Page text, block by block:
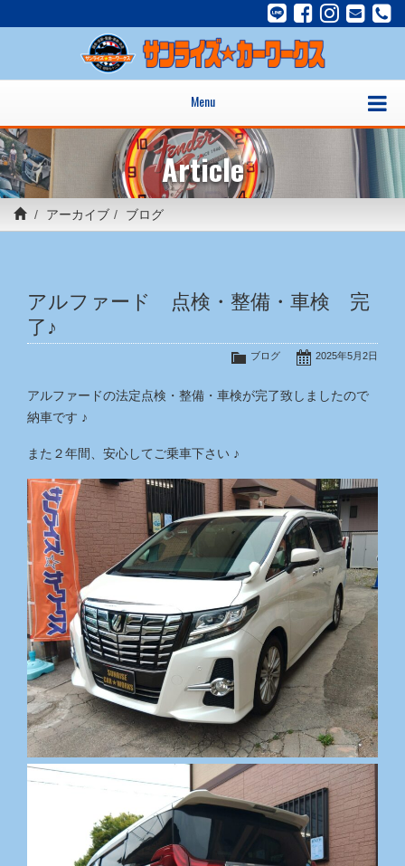
Menu
Article
アーカイブ ブログ
アルファード 点検・整備・車検 完
了♪
2025年5月2日
ブログ
アルファードの法定点検・整備・車検が完了致しましたので
納車です ♪
また２年間、安心してご乗車下さい ♪